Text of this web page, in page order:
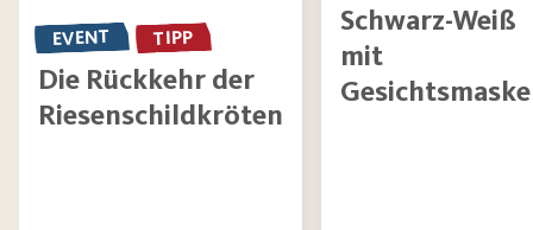
EVENT TIPP
Die Rückkehr der
Riesenschildkröten
Schwarz-Weiß
mit
Gesichtsmaske